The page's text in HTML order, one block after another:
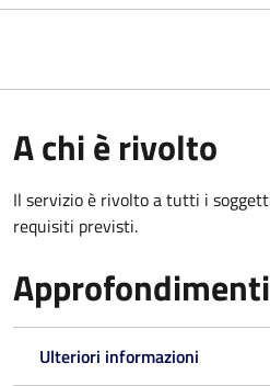
A chi è rivolto
Il servizio è rivolto a tutti i
requisiti previsti.
Approfondimenti
Ulteriori informazioni